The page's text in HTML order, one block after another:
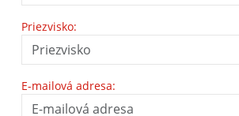
Priezvisko:
E-mailová adresa: